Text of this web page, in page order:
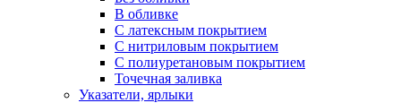
В обливке
С латексным покрытием
С нитриловым покрытием
С полиуретановым покрытием
Точечная заливка
Указатели, ярлыки